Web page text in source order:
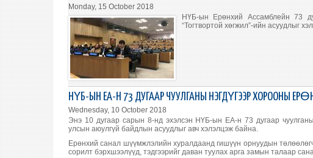
Monday, 15 October 2018
НҮБ-ын Ерөнхий Ассамблейн 73
“Тогтвортой хөгжил”-ийн асуудлыг
НҮБ-ЫН ЕА-Н 73 ДУГААР ЧУУЛГАНЫ НЭГДҮГЭЭР ХОРООНЫ
Wednesday, 10 October 2018
Энэ 10 дугаар сарын 8-нд эхэлсэн НҮБ-ын ЕА-н 73 дугаар
улсын аюулгүй байдлын асуудлыг авч хэлэлцэж байна.
Ерөнхий санал шүүмжлэлийн хуралдаанд гишүүн орнуудын
сорилт бэрхшээлүүд, тэдгээрийг даван туулах арга замын талаар